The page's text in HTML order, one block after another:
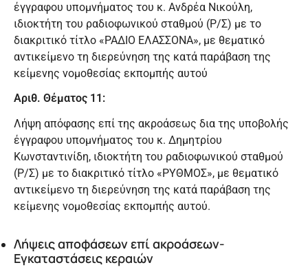
έγγραφου υπομνήματος του κ. Ανδρέα Νικούλη,
ιδιοκτήτη του ραδιοφωνικού σταθμού (Ρ/Σ) με το
διακριτικό τίτλο «ΡΑΔΙΟ ΕΛΑΣΣΟΝΑ», με θεματικό
αντικείμενο τη διερεύνηση της κατά παράβαση της
κείμενης νομοθεσίας εκπομπής αυτού
Αριθ. Θέματος 11:
Λήψη απόφασης επί της ακροάσεως δια της υποβολής
έγγραφου υπομνήματος του κ. Δημητρίου
Κωνσταντινίδη, ιδιοκτήτη του ραδιοφωνικού σταθμού
(Ρ/Σ) με το διακριτικό τίτλο «ΡΥΘΜΟΣ», με θεματικό
αντικείμενο τη διερεύνηση της κατά παράβαση της
κείμενης νομοθεσίας εκπομπής αυτού.
Λήψεις αποφάσεων επί ακροάσεων-
Εγκαταστάσεις κεραιών